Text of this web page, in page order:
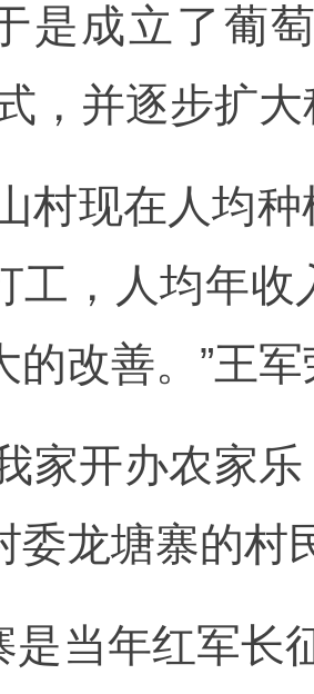
是成立了葡
，并逐步扩
村现在人均
工，人均年
的改善。”王
家开办农家
委龙塘寨的村
是当年红军长